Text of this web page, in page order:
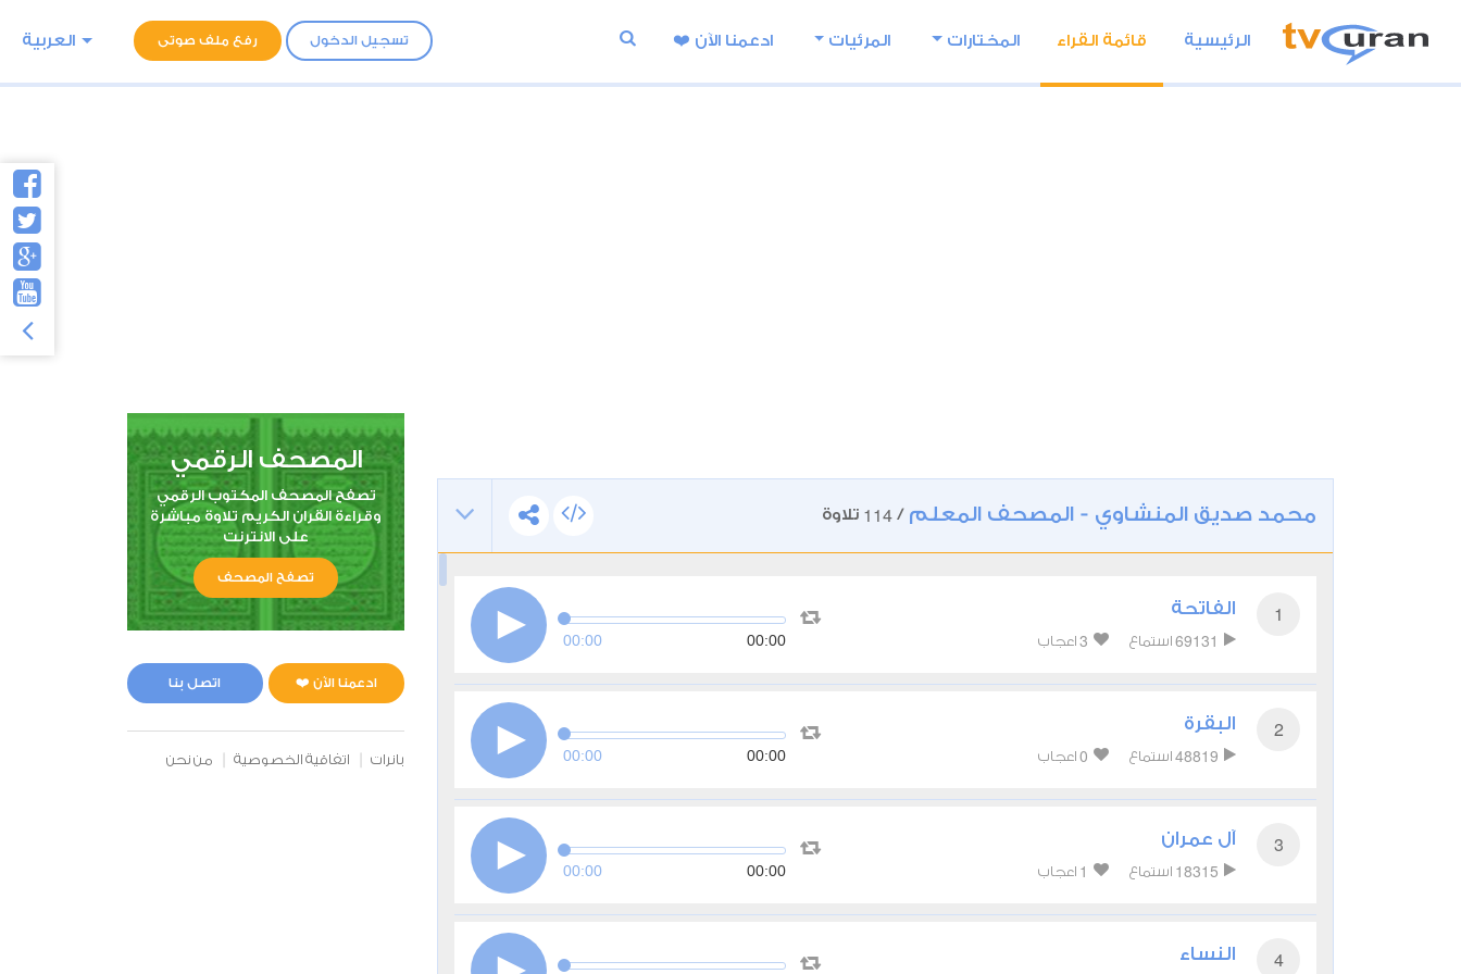
تسجيل الدخول رفع ملف صوتى العربية الرئيسية قائمة القراء المختارات المرئيات ادعمنا اﻵن ❤️
محمد صديق المنشاوي - المصحف المعلم /
114 تلاوة
1 الفاتحة
69131 استماع 3 اعجاب 00:00 00:00
2 البقرة
48819 استماع 0 اعجاب 00:00 00:00
3 آل عمران
18315 استماع 1 اعجاب 00:00 00:00
4 النساء
المصحف الرقمي
تصفح المصحف المكتوب الرقمي
وقراءة القران الكريم تلاوة مباشرة
على الانترنت
تصفح المصحف
ادعمنا الآن ❤️ اتصل بنا
بانرات اتفاقية الخصوصية من نحن